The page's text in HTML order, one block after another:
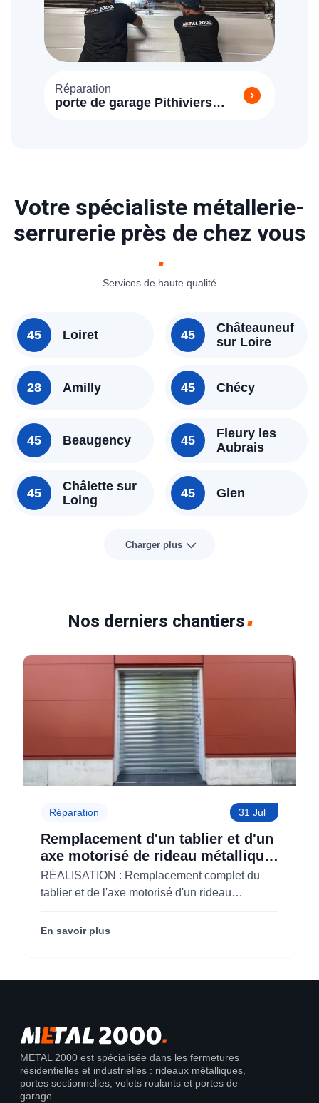
Réparation
porte de garage Pithiviers
Votre spécialiste métallerie-
serrurerie près de chez vous
Services de haute qualité
45 Loiret
28 Amilly
45 Beaugency
45
Châlette sur
Loing
45
Châteauneuf
sur Loire
45 Chécy
45
Fleury les
Aubrais
45 Gien
Charger plus
Nos derniers chantiers
Réparation 31 Jul
Remplacement d'un tablier et d'un
axe motorisé de rideau métallique
pour M'CHADAL (Optical Center)
(95)
RÉALISATION : Remplacement complet du
tablier et de l'axe motorisé d'un rideau
Center) (95290).
En savoir plus
METAL 2000 est spécialisée dans les fermetures
résidentielles et industrielles : rideaux métalliques,
portes sectionnelles, volets roulants et portes de
garage.